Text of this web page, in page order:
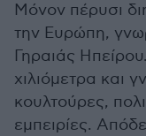
Μόνον πέρυσι
την Ευρώπη,
Γηραιάς
χιλιόμετρα και
κουλτούρες,
εμπειρίες.